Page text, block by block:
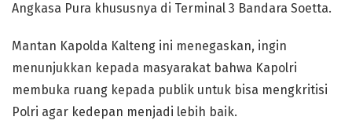
Angkasa Pura khususnya di Terminal 3 Bandara Soetta.
Mantan Kapolda Kalteng ini menegaskan, ingin
menunjukkan kepada masyarakat bahwa Kapolri
membuka ruang kepada publik untuk bisa mengkritisi
Polri agar kedepan menjadi lebih baik.